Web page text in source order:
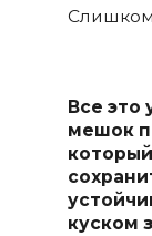
Слишком
Все это
мешок
куском